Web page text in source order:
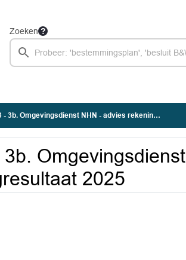
Zoeken
Omgevingsdienst NHN - advies rekeningresultaat 2025
Omgevingsdienst
2025